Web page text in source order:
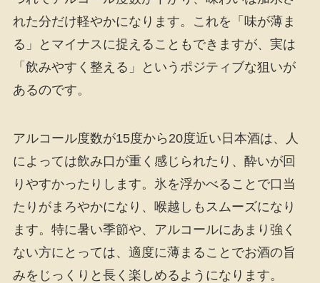
れた分だけ軽やかになります。これを「味が薄ま
る」とマイナスに捉えることもできますが、実は
「飲みやすく整える」というポジティブな狙いが
あるのです。
アルコール度数が15度から20度近い日本酒は、人
によっては飲み口が重く感じられたり、酔いが回
りやすかったりします。氷を浮かべることで口当
たりがまろやかになり、喉越しもスムーズになり
ます。特に暑い季節や、アルコールにあまり強く
ない方にとっては、適度に薄まることでお酒の旨
みをじっくりと長く楽しめるようになります。